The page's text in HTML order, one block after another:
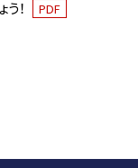
！ PDF